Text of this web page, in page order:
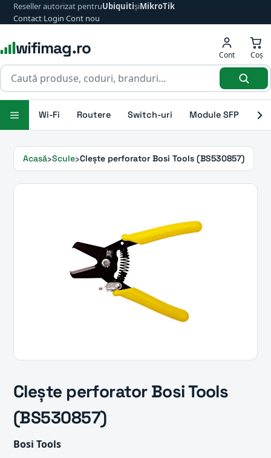
Reseller autorizat pentruUbiquitișiMikroTik
Contact·Login·Cont nou
wifimag.ro Cont Coș
Wi-Fi Routere Switch-uri Module SFP
Acasă Scule Clește perforator Bosi Tools (BS530857)
Clește perforator Bosi Tools
(BS530857)
Bosi Tools